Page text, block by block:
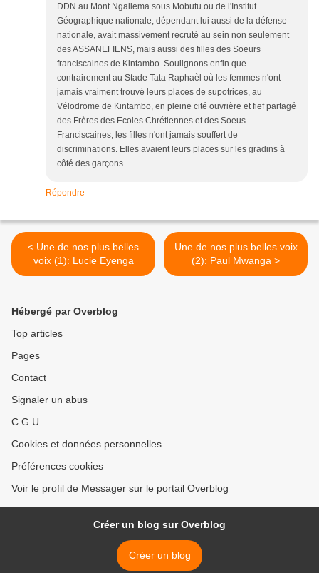
DDN au Mont Ngaliema sous Mobutu ou de l'Institut
Géographique nationale, dépendant lui aussi de la défense
nationale, avait massivement recruté au sein non seulement
des ASSANEFIENS, mais aussi des filles des Soeurs
franciscaines de Kintambo. Soulignons enfin que
contrairement au Stade Tata Raphaèl où les femmes n'ont
jamais vraiment trouvé leurs places de supotrices, au
Vélodrome de Kintambo, en pleine cité ouvrière et fief partagé
des Frères des Ecoles Chrétiennes et des Soeus
Franciscaines, les filles n'ont jamais souffert de
discriminations. Elles avaient leurs places sur les gradins à
côté des garçons.
Répondre
< Une de nos plus belles
voix (1): Lucie Eyenga
Une de nos plus belles voix
(2): Paul Mwanga >
Hébergé par Overblog
Top articles
Pages
Contact
Signaler un abus
C.G.U.
Cookies et données personnelles
Préférences cookies
Voir le profil de Messager sur le portail Overblog
Créer un blog sur Overblog
Créer un blog